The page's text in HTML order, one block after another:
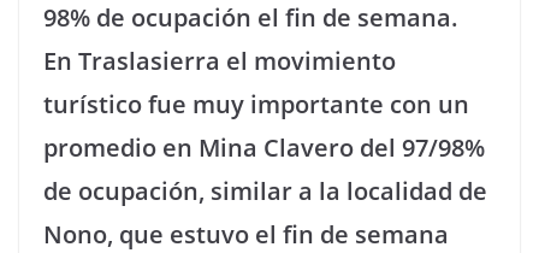
98% de ocupación el fin de semana.
En Traslasierra el movimiento
turístico fue muy importante con un
promedio en Mina Clavero del 97/98%
de ocupación, similar a la localidad de
Nono, que estuvo el fin de semana